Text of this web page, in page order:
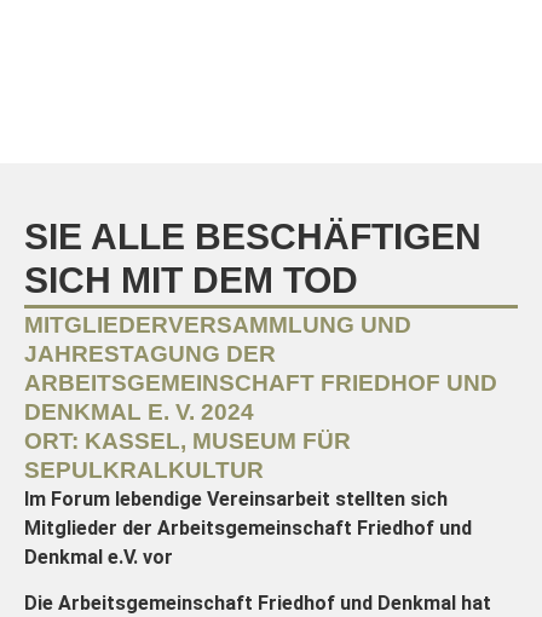
SIE ALLE BESCHÄFTIGEN
SICH MIT DEM TOD
MITGLIEDERVERSAMMLUNG UND
JAHRESTAGUNG DER
ARBEITSGEMEINSCHAFT FRIEDHOF UND
DENKMAL E. V. 2024
ORT: KASSEL, MUSEUM FÜR
SEPULKRALKULTUR
Im Forum lebendige Vereinsarbeit stellten sich
Mitglieder der Arbeitsgemeinschaft Friedhof und
Denkmal e.V. vor
Die Arbeitsgemeinschaft Friedhof und Denkmal hat